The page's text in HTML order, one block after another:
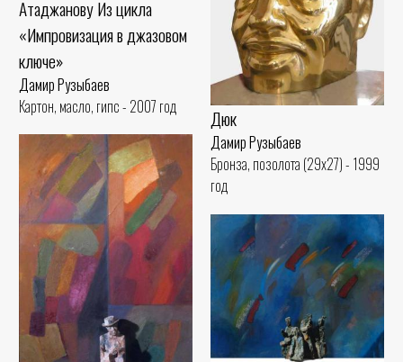
Атаджанову Из цикла
«Импровизация в джазовом
ключе»
Дамир Рузыбаев
Картон, масло, гипс - 2007 год
Дюк
Дамир Рузыбаев
Бронза, позолота (29x27) - 1999
год